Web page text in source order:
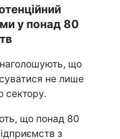
у понад 80
що
не лише
сектору.
що понад 80
з